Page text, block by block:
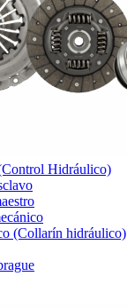
Hidráulico)
(Collarín hidráulico)